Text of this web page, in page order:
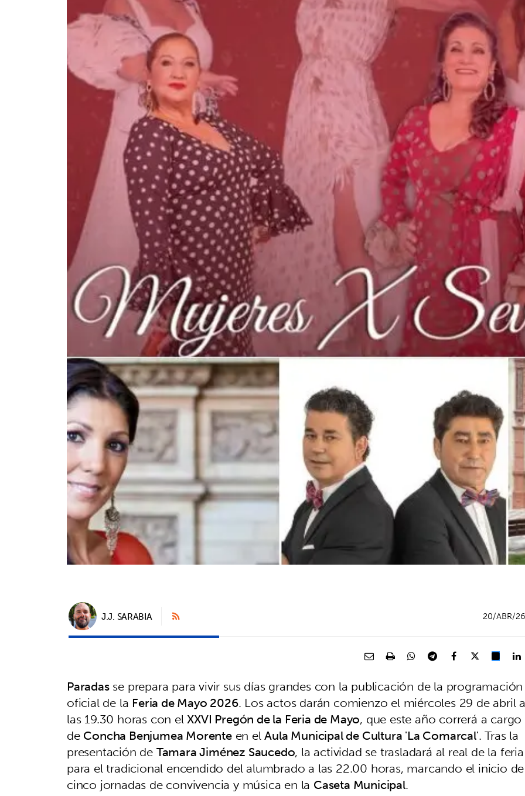
J.J. SARABIA 20/ABR/26
Paradasse prepara para vivir sus días grandes con la publicación de la programación
oficial de la Feria de Mayo 2026. Los actos darán comienzo el miércoles 29 de abril
las 19.30 horas con elXXVI Pregón de la Feria de Mayo, que este año correrá a cargo
deConcha Benjumea Morenteen elAula Municipal de Cultura 'La Comarcal'. Tras la
presentación deTamara Jiménez Saucedo, la actividad se trasladará al real de la feria
para el tradicional encendido del alumbrado a las 22.00 horas, marcando el inicio de
cinco jornadas de convivencia y música en la Caseta Municipal.